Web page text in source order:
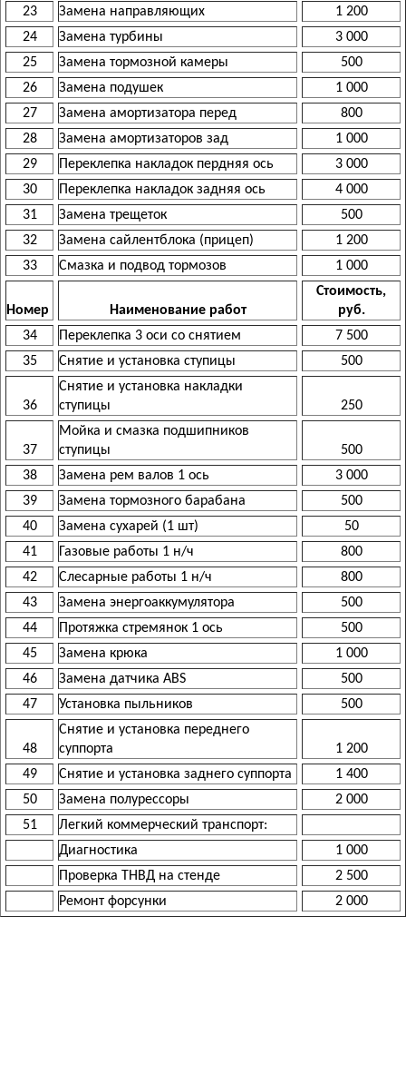
23
Замена направляющих
1 200
24
Замена турбины
3 000
25
Замена тормозной камеры
500
26
Замена подушек
1 000
27
Замена амортизатора перед
800
28
Замена амортизаторов зад
1 000
29
Переклепка накладок пердняя ось
3 000
30
Переклепка накладок задняя ось
4 000
31
Замена трещеток
500
32
Замена сайлентблока (прицеп)
1 200
33
Смазка и подвод тормозов 1 000
Номер Наименование работ
Стоимость,
руб.
34
Переклепка 3 оси со снятием
7 500
35
Снятие и установка ступицы 500
36
Снятие и установка накладки
ступицы
250
37
Мойка и смазка подшипников
ступицы
500
38
Замена рем валов 1 ось
3 000
39
Замена тормозного барабана
500
40
Замена сухарей (1 шт)
50
41
Газовые работы 1 н/ч
800
42
Слесарные работы 1 н/ч
800
43
Замена энергоаккумулятора
500
44
Протяжка стремянок 1 ось
500
45
Замена крюка
1 000
46
Замена датчика ABS
500
47
Установка пыльников 500
48
Снятие и установка переднего
суппорта
1 200
49
Снятие и установка заднего суппорта
1 400
50
Замена полурессоры
2 000
51
Легкий коммерческий транспорт:
Диагностика
1 000
Проверка ТНВД на стенде
2 500
Ремонт форсунки
2 000